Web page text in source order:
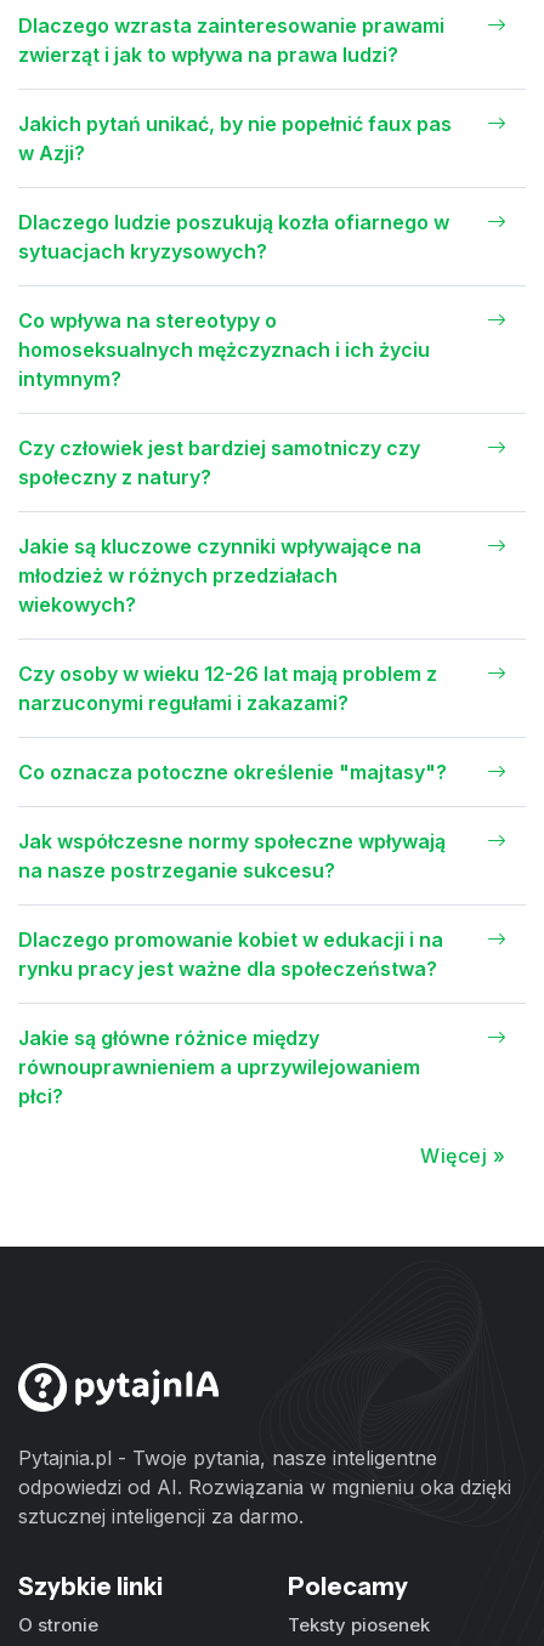
Dlaczego wzrasta zainteresowanie prawami
zwierząt i jak to wpływa na prawa ludzi?
Jakich pytań unikać, by nie popełnić faux pas
w Azji?
Dlaczego ludzie poszukują kozła ofiarnego w
sytuacjach kryzysowych?
Co wpływa na stereotypy o
homoseksualnych mężczyznach i ich życiu
intymnym?
Czy człowiek jest bardziej samotniczy czy
społeczny z natury?
Jakie są kluczowe czynniki wpływające na
młodzież w różnych przedziałach
wiekowych?
Czy osoby w wieku 12-26 lat mają problem z
narzuconymi regułami i zakazami?
Co oznacza potoczne określenie "majtasy"?
Jak współczesne normy społeczne wpływają
na nasze postrzeganie sukcesu?
Dlaczego promowanie kobiet w edukacji i na
rynku pracy jest ważne dla społeczeństwa?
Jakie są główne różnice między
równouprawnieniem a uprzywilejowaniem
płci?
Więcej »
Pytajnia.pl - Twoje pytania, nasze inteligentne
odpowiedzi od AI. Rozwiązania w mgnieniu oka dzięki
sztucznej inteligencji za darmo.
Szybkie linki
O stronie
Polecamy
Teksty piosenek